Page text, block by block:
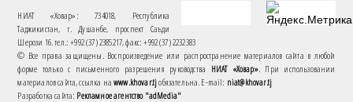
НИАТ «Ховар»: 734018, Республика
Таджикистан, г. Душанбе, проспект Саъди
Шерози 16. тел.: +992 (37) 2385217, факс: +992 (37) 2232383
© Все права защищены. Воспроизведение или распространение материалов сайта в любой
форме только с письменного разрешения руководства НИАТ «Ховар». При использовании
материалов сайта, ссылка наwww.khovar.tjобязательна. E-mail: niat@khovar.tj
Разработка сайта: Рекламное агентство "adMedia"